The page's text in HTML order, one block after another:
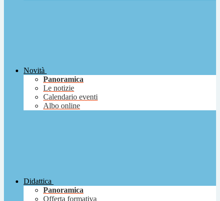
Novità
Panoramica
Le notizie
Calendario eventi
Albo online
Didattica
Panoramica
Offerta formativa